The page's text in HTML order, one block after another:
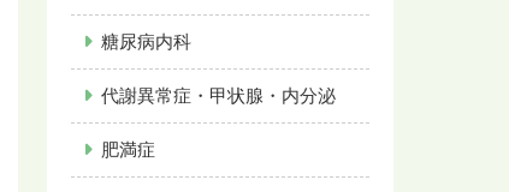
糖尿病内科
代謝異常症・甲状腺・内分泌
肥満症